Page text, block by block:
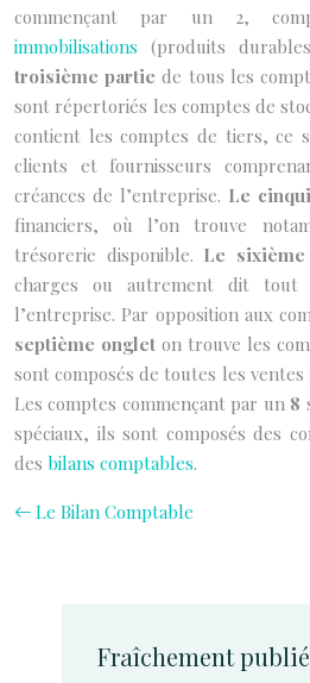
commençant par un 2,
immobilisations (produits
troisième partie de tous les
sont répertoriés les comptes de
contient les comptes de tiers, ce
clients et fournisseurs
créances de l’entreprise. Le
financiers, où l’on trouve
trésorerie disponible. Le
charges ou autrement dit
l’entreprise. Par opposition aux
septième onglet on trouve les
sont composés de toutes les
Les comptes commençant par un 8
spéciaux, ils sont composés des
des bilans comptables.
Le Bilan Comptable
Fraîchement